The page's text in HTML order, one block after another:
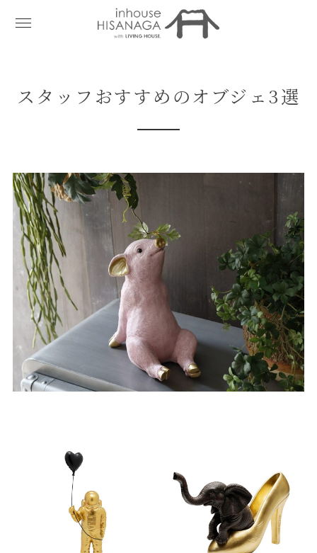
スタッフおすすめのオブジェ3選